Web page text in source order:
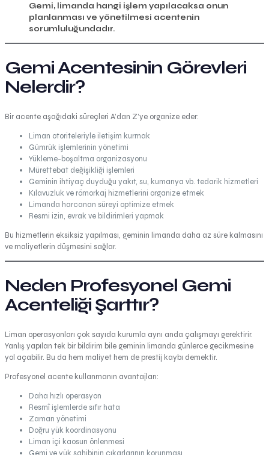
Gemi, limanda hangi işlem yapılacaksa onun
planlanması ve yönetilmesi acentenin
sorumluluğundadır.
Gemi Acentesinin Görevleri
Nelerdir?
Bir acente aşağıdaki süreçleri A’dan Z’ye organize eder:
Liman otoriteleriyle iletişim kurmak
Gümrük işlemlerinin yönetimi
Yükleme-boşaltma organizasyonu
Mürettebat değişikliği işlemleri
Geminin ihtiyaç duyduğu yakıt, su, kumanya vb. tedarik hizmetleri
Kılavuzluk ve römorkaj hizmetlerini organize etmek
Limanda harcanan süreyi optimize etmek
Resmi izin, evrak ve bildirimleri yapmak
Bu hizmetlerin eksiksiz yapılması, geminin limanda daha az süre kalmasını
ve maliyetlerin düşmesini sağlar.
Neden Profesyonel Gemi
Acenteliği Şarttır?
Liman operasyonları çok sayıda kurumla aynı anda çalışmayı gerektirir.
Yanlış yapılan tek bir bildirim bile geminin limanda günlerce gecikmesine
yol açabilir. Bu da hem maliyet hem de prestij kaybı demektir.
Profesyonel acente kullanmanın avantajları:
Daha hızlı operasyon
Resmî işlemlerde sıfır hata
Zaman yönetimi
Doğru yük koordinasyonu
Liman içi kaosun önlenmesi